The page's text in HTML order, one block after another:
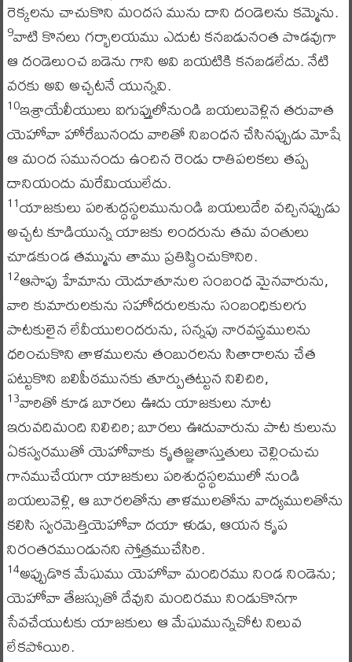
రెక్కలను చాచుకొని మందస మును దాని దండెలను కమ్మెను.
9వాటి కొనలు గర్భాలయము ఎదుట కనబడునంత పొడవుగా
ఆ దండెలుంచ బడెను గాని అవి బయటికి కనబడలేదు. నేటి
వరకు అవి అచ్చటనే యున్నవి.
10ఇశ్రాయేలీయులు ఐగుప్తులోనుండి బయలువెళ్లిన తరువాత
యెహోవా హోరేబునందు వారితో నిబంధన చేసినప్పుడు మోషే
ఆ మంద సమునందు ఉంచిన రెండు రాతిపలకలు తప్ప
దానియందు మరేమియులేదు.
11యాజకులు పరిశుద్ధస్థలమునుండి బయలుదేరి వచ్చినప్పుడు
అచ్చట కూడియున్న యాజకు లందరును తమ వంతులు
చూడకుండ తమ్మును తాము ప్రతిష్ఠించుకొనిరి.
12ఆసాపు హేమాను యెదూతూనుల సంబంధ మైనవారును,
వారి కుమారులకును సహోదరులకును సంబంధికులగు
పాటకులైన లేవీయులందరును, సన్నపు నారవస్త్రములను
ధరించుకొని తాళములను తంబురలను సితారాలను చేత
పట్టుకొని బలిపీఠమునకు తూర్పుతట్టున నిలిచిరి,
13వారితో కూడ బూరలు ఊదు యాజకులు నూట
ఇరువదిమంది నిలిచిరి; బూరలు ఊదువారును పాట కులును
ఏకస్వరముతో యెహోవాకు కృతజ్ఞతాస్తుతులు చెల్లించుచు
గానముచేయగా యాజకులు పరిశుద్ధస్థలములో నుండి
బయలువెళ్లి, ఆ బూరలతోను తాళములతోను వాద్యములతోను
కలిసి స్వరమెత్తియెహోవా దయా ళుడు, ఆయన కృప
నిరంతరముండునని స్తోత్రముచేసిరి.
14అప్పుడొక మేఘము యెహోవా మందిరము నిండ నిండెను;
యెహోవా తేజస్సుతో దేవుని మందిరము నిండుకొనగా
సేవచేయుటకు యాజకులు ఆ మేఘమున్నచోట నిలువ
లేకపోయిరి.